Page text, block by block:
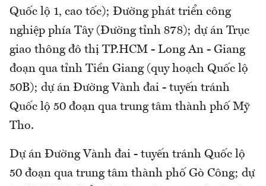
Quốc lộ 1, cao tốc); Đường phát triển công
nghiệp phía Tây (Đường tỉnh 878); dự án Trục
giao thông đô thị TP.HCM - Long An - Giang
đoạn qua tỉnh Tiền Giang (quy hoạch Quốc lộ
50B); dự án Đường Vành đai - tuyến tránh
Quốc lộ 50 đoạn qua trung tâm thành phố Mỹ
Tho.
Dự án Đường Vành đai - tuyến tránh Quốc lộ
50 đoạn qua trung tâm thành phố Gò Công; dự